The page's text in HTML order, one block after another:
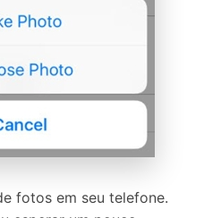
fotos em seu telefone.